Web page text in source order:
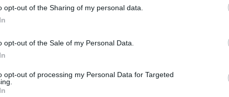
opt-out of the Sharing of my personal data.
opt-out of the Sale of my Personal Data.
opt-out of processing my Personal Data for Targeted
uno tsunami?
di Monet